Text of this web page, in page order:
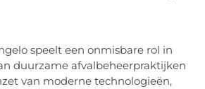
speelt een onmisbare rol in
duurzame afvalbeheerpraktijken
van moderne technologieën,